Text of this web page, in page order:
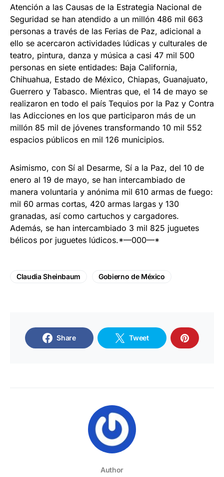
Atención a las Causas de la Estrategia Nacional de
Seguridad se han atendido a un millón 486 mil 663
personas a través de las Ferias de Paz, adicional a
ello se acercaron actividades lúdicas y culturales de
teatro, pintura, danza y música a casi 47 mil 500
personas en siete entidades: Baja California,
Chihuahua, Estado de México, Chiapas, Guanajuato,
Guerrero y Tabasco. Mientras que, el 14 de mayo se
realizaron en todo el país Tequios por la Paz y Contra
las Adicciones en los que participaron más de un
millón 85 mil de jóvenes transformando 10 mil 552
espacios públicos en mil 126 municipios.
Asimismo, con Sí al Desarme, Sí a la Paz, del 10 de
enero al 19 de mayo, se han intercambiado de
manera voluntaria y anónima mil 610 armas de fuego:
mil 60 armas cortas, 420 armas largas y 130
granadas, así como cartuchos y cargadores.
Además, se han intercambiado 3 mil 825 juguetes
bélicos por juguetes lúdicos.*—000—*
Claudia Sheinbaum Gobierno de México
Share Tweet
Author